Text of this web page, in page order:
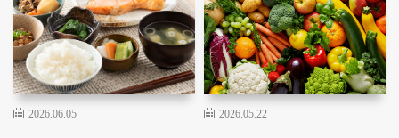
2026.06.05 2026.05.22